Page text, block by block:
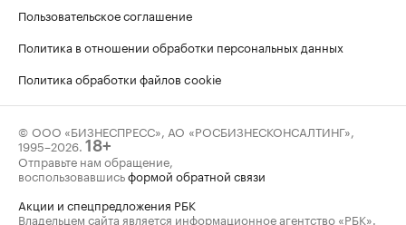
Пользовательское соглашение
Политика в отношении обработки персональных данных
Политика обработки файлов cookie
© ООО «БИЗНЕСПРЕСС», АО «РОСБИЗНЕСКОНСАЛТИНГ»,
1995–2026. 18+
Отправьте нам обращение,
воспользовавшисьформой обратной связи
Акции и спецпредложения РБК
Владельцем сайта является информационное агентство «РБК».